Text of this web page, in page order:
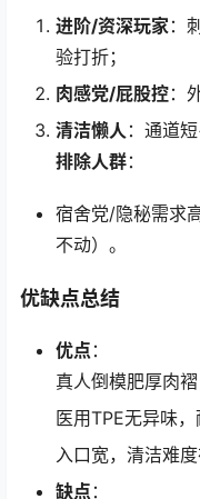
进阶/资深玩家 ：
验打折；
肉感党/屁股控：
清洁懒人 ：通道
排除人群：
宿舍党/隐秘需求
不动）。
优缺点总结
优点 ：
真人倒模肥厚肉褶
医用TPE无异味，
入口宽，清洁难
缺点 ：